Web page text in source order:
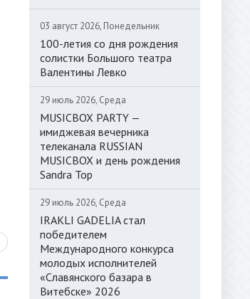
03 август 2026, Понедельник
100-летия со дня рождения
солистки Большого театра
Валентины Левко
29 июль 2026, Среда
MUSICBOX PARTY —
имиджевая вечерника
телеканала RUSSIAN
MUSICBOX и день рождения
Sandra Top
29 июль 2026, Среда
IRAKLI GADELIA стал
победителем
Международного конкурса
молодых исполнителей
«Славянского базара в
Витебске» 2026